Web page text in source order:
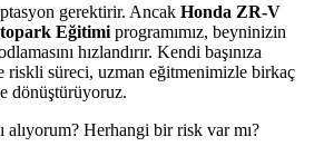
gerektirir. Ancak Honda ZR-V
Eğitimi programımız, beyninizin
hızlandırır. Kendi başınıza
riskli süreci, uzman eğitmenimizle birkaç
dönüştürüyoruz.
alıyorum? Herhangi bir risk var mı?